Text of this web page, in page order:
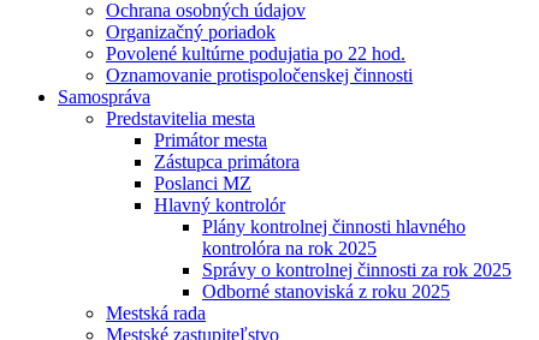
Ochrana osobných údajov
Organizačný poriadok
Povolené kultúrne podujatia po 22 hod.
Oznamovanie protispoločenskej činnosti
Samospráva
Predstavitelia mesta
Primátor mesta
Zástupca primátora
Poslanci MZ
Hlavný kontrolór
Plány kontrolnej činnosti hlavného
kontrolóra na rok 2025
Správy o kontrolnej činnosti za rok 2025
Odborné stanoviská z roku 2025
Mestská rada
Mestské zastupiteľstvo